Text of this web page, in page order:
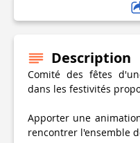
Description
Comité des fêtes
dans les festivités
Apporter une
rencontrer l'ensemble